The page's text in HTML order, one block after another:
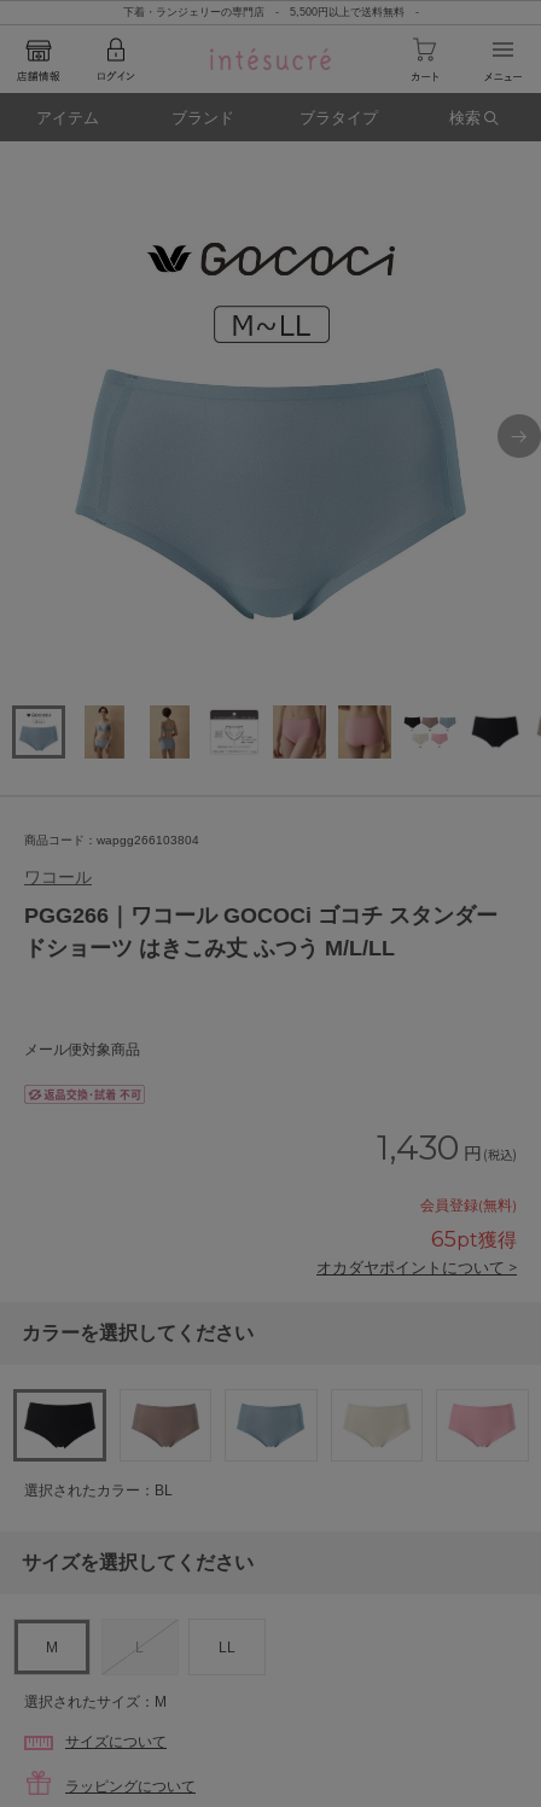
下着・ランジェリーの専門店 - 5,500円以上で送料無料 -
アイテム ブランド ブラタイプ 検索
商品コード：wapgg266103804
ワコール
PGG266｜ワコール GOCOCi ゴコチ スタンダー
ドショーツ はきこみ丈 ふつう M/L/LL
メール便対象商品
1,430 円 (税込)
会員登録(無料)
65pt獲得
オカダヤポイントについて >
カラーを選択してください
選択されたカラー：BL
サイズを選択してください
M L LL
選択されたサイズ：M
サイズについて
ラッピングについて